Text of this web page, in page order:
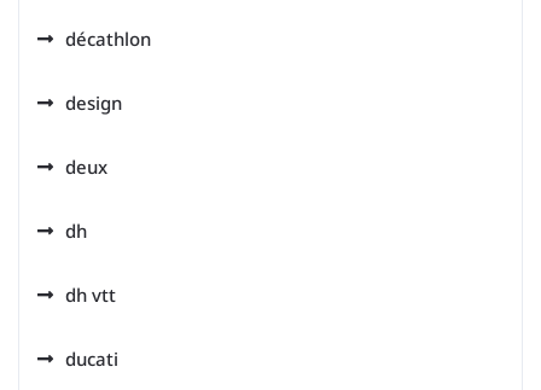
décathlon
design
deux
dh
dh vtt
ducati